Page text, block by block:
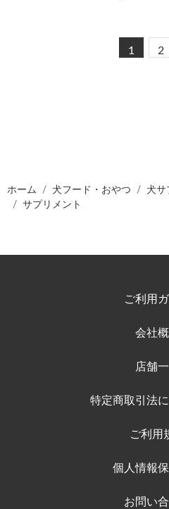
1 2
ホーム 犬フード・おやつ
犬サ
サプリメント
ご利用
会社
店舗
特定商取引法
ご利用
個人情報
お問い